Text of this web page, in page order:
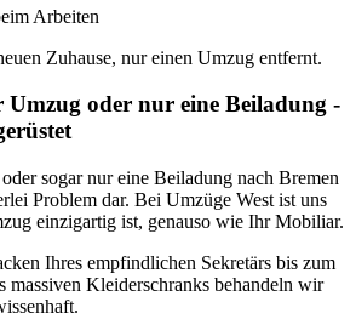
Arbeiten
Zuhause, nur einen Umzug entfernt.
Umzug oder nur eine Beiladung -
sogar nur eine Beiladung nach Bremen
Problem dar. Bei Umzüge West ist uns
einzigartig ist, genauso wie Ihr Mobiliar.
Ihres empfindlichen Sekretärs bis zum
massiven Kleiderschranks behandeln wir